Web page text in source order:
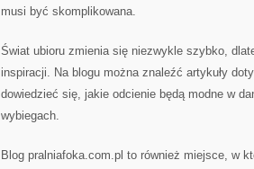
musi być skomplikowana.
Świat ubioru zmienia się niezwykle szybko,
inspiracji. Na blogu można znaleźć artykuły
dowiedzieć się, jakie odcienie będą modne w
wybiegach.
Blog pralniafoka.com.pl to również miejsce, w